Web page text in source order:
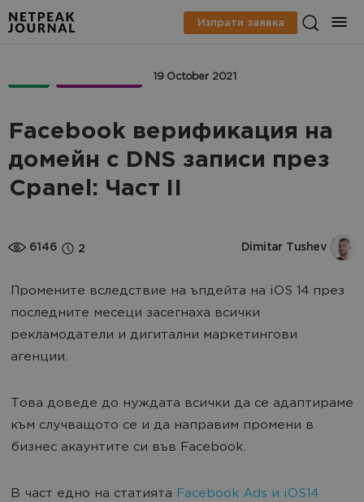
Изпрати заявка
19 October 2021
Facebook верификация на
домейн с DNS записи през
Cpanel: Част II
6146 2 Dimitar Tushev
Промените вследствие на ъпдейта на iOS 14 през
последните месеци засегнаха всички
рекламодатели и дигитални маркетингови
агенции.
Това доведе до нуждата всички да се адаптираме
към случващото се и да направим промени в
бизнес акаунтите си във Facebook.
В част едно на статията Facebook Ads и iOS14